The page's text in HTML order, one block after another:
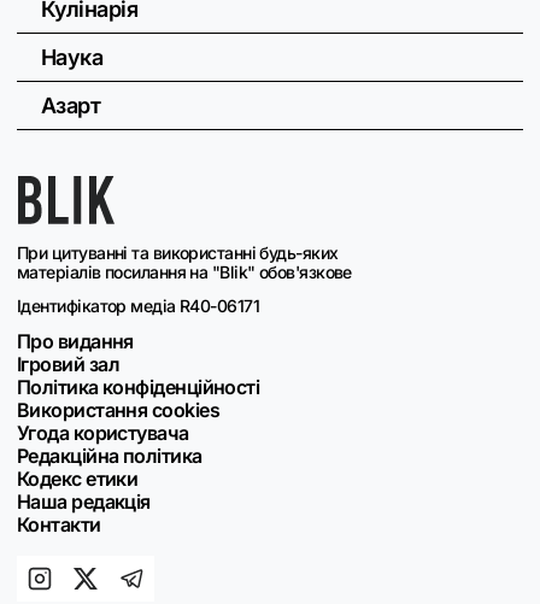
При цитуванні та використанні будь-яких
матеріалів посилання на "Blik" обов'язкове
Ідентифікатор медіа R40-06171
Про видання
Ігровий зал
Політика конфіденційності
Використання cookies
Угода користувача
Редакційна політика
Кодекс етики
Наша редакція
Контакти
Кулінарія
Наука
Азарт